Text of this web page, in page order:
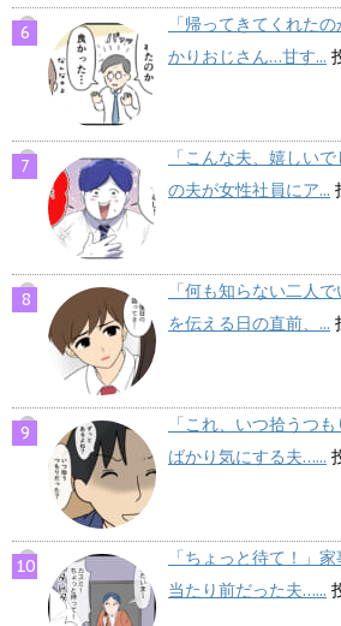
「帰ってきてくれた
かりおじさん…甘す...
「こんな夫、嬉しい
の夫が女性社員にア...
「何も知らない二人
を伝える日の直前、...
「これ、いつ拾うつ
ばかり気にする夫…...
「ちょっと待て！」
当たり前だった夫…...